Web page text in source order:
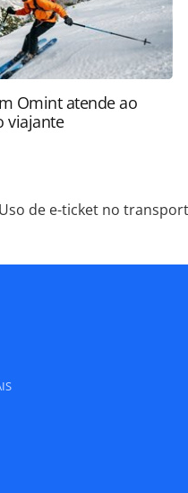
Omint atende ao
viajante
Uso de e-ticket no